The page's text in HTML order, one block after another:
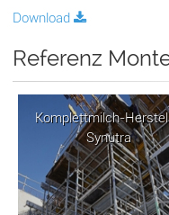
Download
Referenz
Komplettmilch-
Synutra